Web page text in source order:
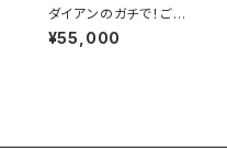
ダイアンのガチで！ごめ
んやす／刺繍スカジャ
ン ユースケver [受注
¥55,000